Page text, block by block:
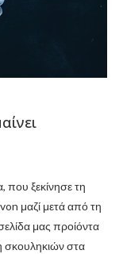
που ξεκίνησε τη
μαζί μετά από τη
μας προίόντα
σκουληκιών στα